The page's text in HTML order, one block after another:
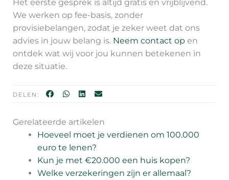
Het eerste gesprek is altijd gratis en vrijblijvend.
We werken op fee-basis, zonder
provisiebelangen, zodat je zeker weet dat ons
advies in jouw belang is. Neem contact op en
ontdek wat wij voor jou kunnen betekenen in
deze situatie.
DELEN:
Gerelateerde artikelen
Hoeveel moet je verdienen om 100.000
euro te lenen?
Kun je met €20.000 een huis kopen?
Welke verzekeringen zijn er allemaal?